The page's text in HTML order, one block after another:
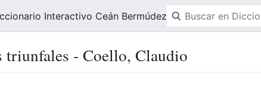
Interactivo Ceán Bermúdez
triunfales - Coello, Claudio